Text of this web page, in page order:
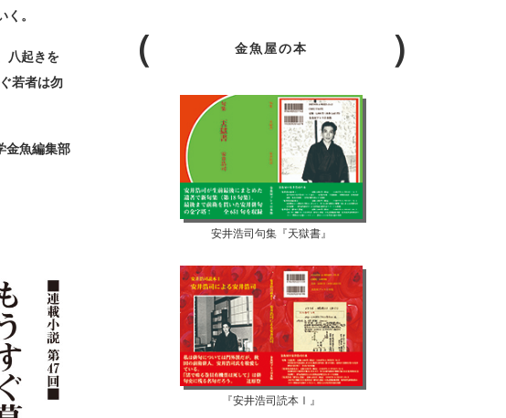
。
八起きを
若者は勿
金魚編集部
金魚屋の本
安井浩司句集『天獄書』
『安井浩司読本Ⅰ』